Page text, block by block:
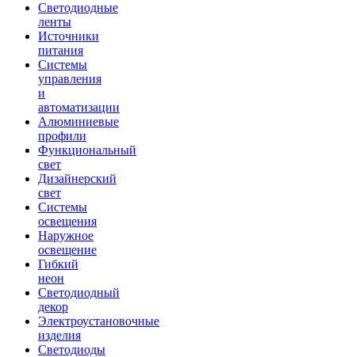
Светодиодные
ленты
Источники
питания
Системы
управления
и
автоматизации
Алюминиевые
профили
Функциональный
свет
Дизайнерский
свет
Системы
освещения
Наружное
освещение
Гибкий
неон
Светодиодный
декор
Электроустановочные
изделия
Светодиоды